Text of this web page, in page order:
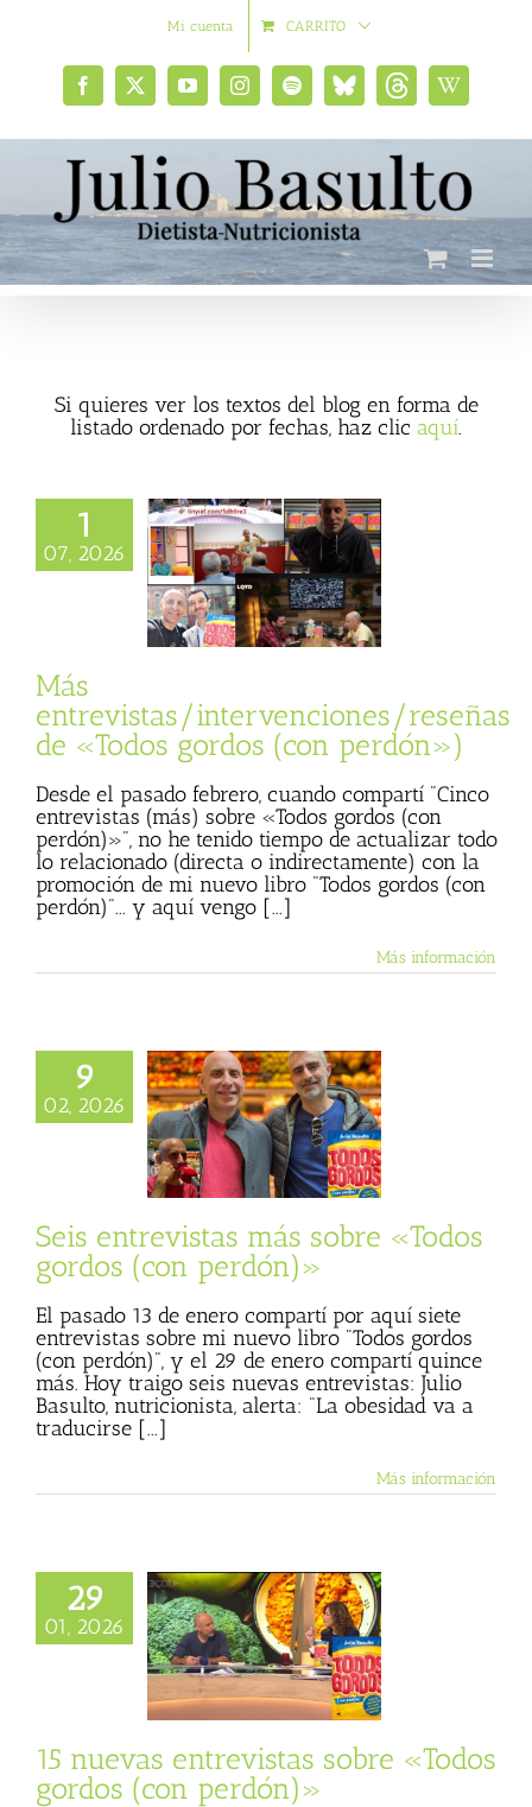
Mi cuenta CARRITO
Facebook
X YouTubeInstagramSpotifyBluesky
social
ThreadsWikipedia
Si quieres ver los textos del blog en forma de
listado ordenado por fechas, haz clic aquí.
1
07, 2026
intervenciones/reseñas
gordos (con
gordosMás
entrevistas/intervenciones/reseñas
de «Todos gordos (con perdón»)
Desde el pasado febrero, cuando compartí "Cinco
entrevistas (más) sobre «Todos gordos (con
perdón)»", no he tenido tiempo de actualizar todo
lo relacionado (directa o indirectamente) con la
promoción de mi nuevo libro "Todos gordos (con
perdón)"... y aquí vengo [...]
Más información
9
02, 2026
más sobre
Seis entrevistas más sobre «Todos
gordos (con perdón)»
El pasado 13 de enero compartí por aquí siete
entrevistas sobre mi nuevo libro "Todos gordos
(con perdón)", y el 29 de enero compartí quince
más. Hoy traigo seis nuevas entrevistas: Julio
Basulto, nutricionista, alerta: "La obesidad va a
traducirse [...]
Más información
29
01, 2026
entrevistas
gordos (con
15 nuevas entrevistas sobre «Todos
gordos (con perdón)»